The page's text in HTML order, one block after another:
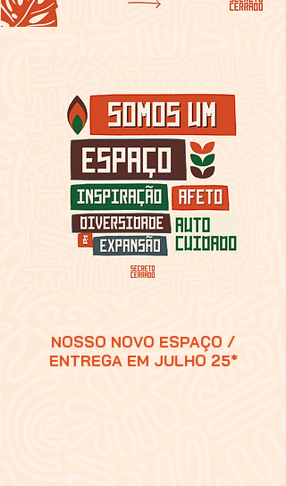
NOSSO NOVO ESPAÇO /
ENTREGA EM JULHO 25*